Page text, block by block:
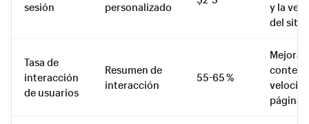
sesión
personalizado
y la
del sitio
Tasa de
interacción
de usuarios
Resumen de
interacción
55-65 %
Mejora
página,